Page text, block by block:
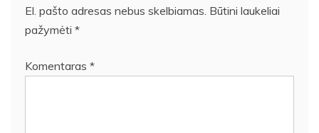
El. pašto adresas nebus skelbiamas. Būtini laukeliai
pažymėti *
Komentaras *